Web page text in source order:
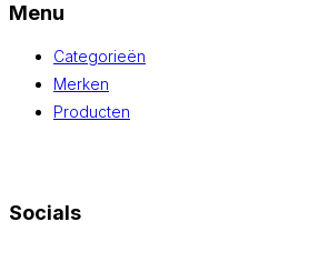
Menu
Categorieën
Merken
Producten
Socials